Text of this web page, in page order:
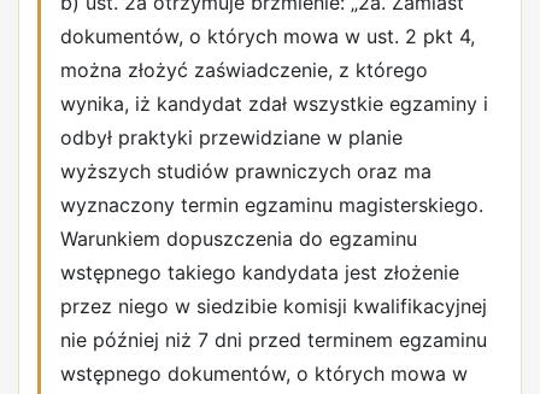
dokumentów, o których mowa w ust. 2 pkt 4,
można złożyć zaświadczenie, z którego
wynika, iż kandydat zdał wszystkie egzaminy i
odbył praktyki przewidziane w planie
wyższych studiów prawniczych oraz ma
wyznaczony termin egzaminu magisterskiego.
Warunkiem dopuszczenia do egzaminu
wstępnego takiego kandydata jest złożenie
przez niego w siedzibie komisji kwalifikacyjnej
nie później niż 7 dni przed terminem egzaminu
wstępnego dokumentów, o których mowa w